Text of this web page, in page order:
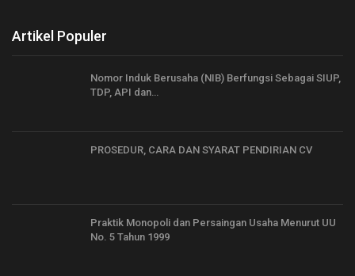
Artikel Populer
Nomor Induk Berusaha (NIB) Berfungsi Sebagai SIUP,
TDP, API dan…
PROSEDUR, CARA DAN SYARAT PENDIRIAN CV
Praktik Monopoli dan Persaingan Usaha Menurut UU
No. 5 Tahun 1999